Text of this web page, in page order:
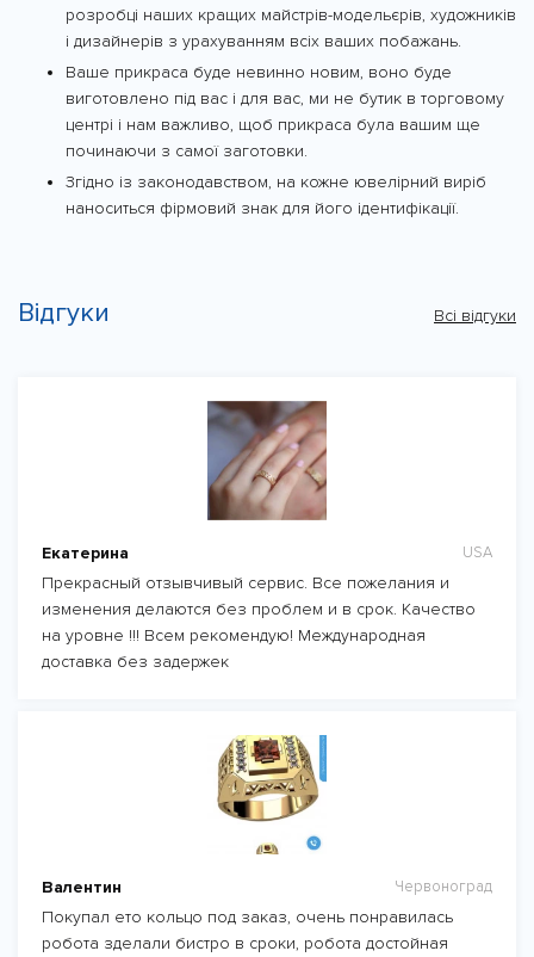
розробці наших кращих майстрів-модельєрів, художників
і дизайнерів з урахуванням всіх ваших побажань.
Ваше прикраса буде невинно новим, воно буде
виготовлено під вас і для вас, ми не бутик в торговому
центрі і нам важливо, щоб прикраса була вашим ще
починаючи з самої заготовки.
Згідно із законодавством, на кожне ювелірний виріб
наноситься фірмовий знак для його ідентифікації.
Відгуки Всі відгуки
Екатерина USA
Прекрасный отзывчивый сервис. Все пожелания и
изменения делаются без проблем и в срок. Качество
на уровне !!! Всем рекомендую! Международная
доставка без задержек
Валентин Червоноград
Покупал ето кольцо под заказ, очень понравилась
робота зделали бистро в сроки, робота достойная